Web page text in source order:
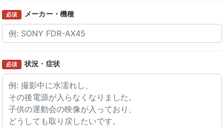
必須 メーカー・機種
必須 状況・症状